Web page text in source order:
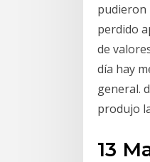
pudieron
perdido
de
día hay
general.
produjo
13